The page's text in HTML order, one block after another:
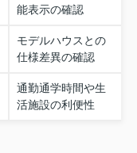
能表示の確認
モデルハウスとの
仕様差異の確認
通勤通学時間や生
活施設の利便性